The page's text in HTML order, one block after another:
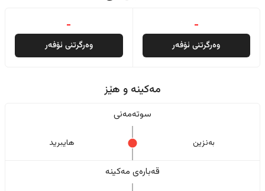
-
وەرگرتنی ئۆفەر
-
وەرگرتنی ئۆفەر
مەکینە و هێز
سوتەمەنی
بەنزین هایبرید
قەبارەی مەکینە